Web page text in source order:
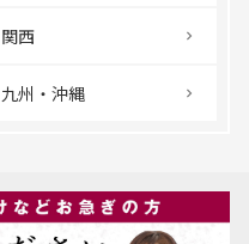
関西
九州・沖縄